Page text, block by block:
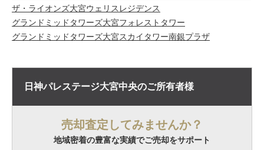
ザ・ライオンズ大宮ウェリスレジデンス
グランドミッドタワーズ大宮フォレストタワー
グランドミッドタワーズ大宮スカイタワー南銀プラザ
日神パレステージ大宮中央のご所有者様
売却査定してみませんか？
地域密着の豊富な実績でご売却をサポート